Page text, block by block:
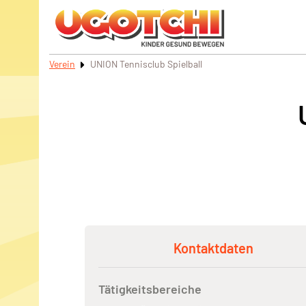
Verein UNION Tennisclub Spielball
Kontaktdaten
Tätigkeitsbereiche